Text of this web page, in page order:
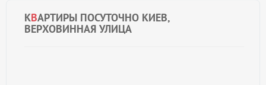
КВАРТИРЫ ПОСУТОЧНО КИЕВ,
ВЕРХОВИННАЯ УЛИЦА